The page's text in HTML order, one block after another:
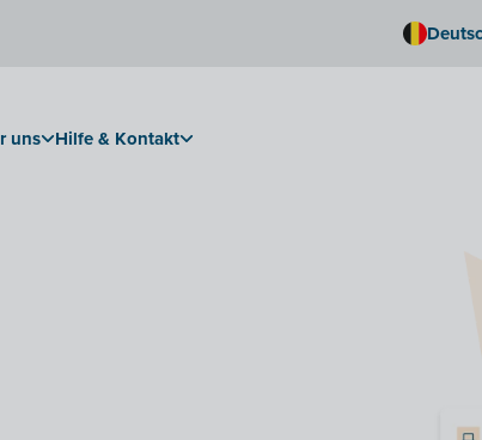
uns Hilfe & Kontakt